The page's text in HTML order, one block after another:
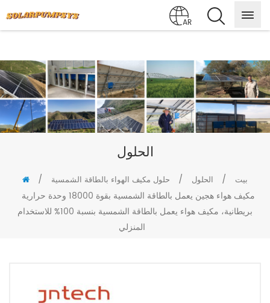
AR
الحلول
بيت / الحلول / حلول مكيف الهواء بالطاقة الشمسية
/
مكيف هواء هجين يعمل بالطاقة الشمسية بقوة 18000 وحدة حرارية
بريطانية، مكيف هواء يعمل بالطاقة الشمسية بنسبة 100% للاستخدام
المنزلي